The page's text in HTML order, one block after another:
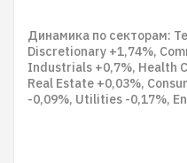
Динамика по секторам:
Discretionary +1,74%,
Industrials +0,7%, Health
Real Estate +0,03%,
-0,09%, Utilities -0,17%,